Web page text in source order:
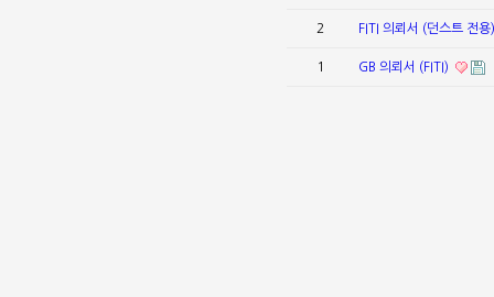
2 FITI 의뢰서 (던스트 전
1 GB 의뢰서 (FITI)